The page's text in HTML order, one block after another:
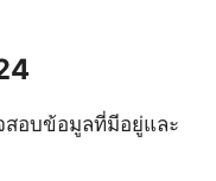
สอบข้อมูลที่มีอยู่และ